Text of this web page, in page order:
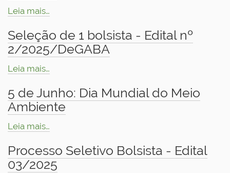
Leia mais…
Seleção de 1 bolsista - Edital nº
2/2025/DeGABA
Leia mais…
5 de Junho: Dia Mundial do Meio
Ambiente
Leia mais…
Processo Seletivo Bolsista - Edital
03/2025